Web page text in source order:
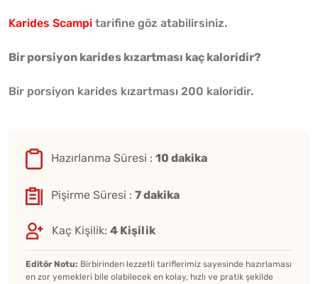
Karides Scampi tarifine göz atabilirsiniz.
Bir porsiyon karides kızartması kaç kaloridir?
Bir porsiyon karides kızartması 200 kaloridir.
Hazırlanma Süresi : 10 dakika
Pişirme Süresi : 7 dakika
Kaç Kişilik: 4 Kişilik
Editör Notu: Birbirinden lezzetli tariflerimiz sayesinde hazırlaması
en zor yemekleri bile olabilecek en kolay, hızlı ve pratik şekilde